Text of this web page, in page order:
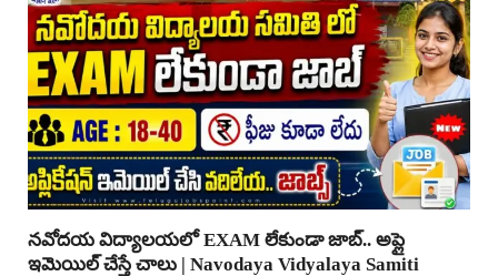
నవోదయ విద్యాలయలో EXAM లేకుండా జాబ్.. అప్లై
ఇమెయిల్ చేస్తే చాలు | Navodaya Vidyalaya Samiti